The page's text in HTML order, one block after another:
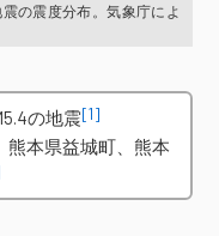
震の震度分布。気象庁によ
の地震[1]
熊本県益城町、熊本